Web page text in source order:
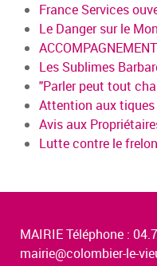
France Services
Le Danger sur le
Les Sublimes
"Parler peut tout
Attention aux tiques
Avis aux
Lutte contre le
MAIRIE Téléphone :
mairie@colombier-le-